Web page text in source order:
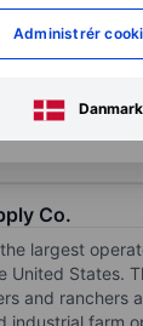
Administrér
Danmark
at få adgang til
Co.
largest
United States.
and ranchers
industrial farm